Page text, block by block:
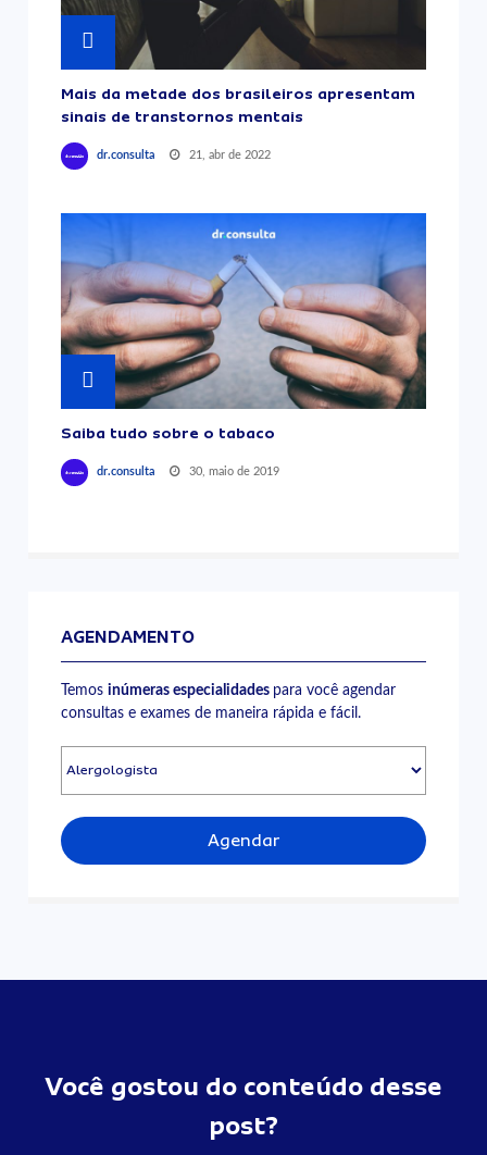
Mais da metade dos brasileiros apresentam
sinais de transtornos mentais
dr.consulta 21, abr de 2022
Saiba tudo sobre o tabaco
dr.consulta 30, maio de 2019
AGENDAMENTO
Temosinúmeras especialidades para você agendar
consultas e exames de maneira rápida e fácil.
Agendar
Você gostou do conteúdo desse
post?